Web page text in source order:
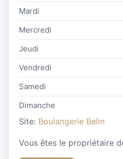
Mardi
Mercredi
Jeudi
Vendredi
Samedi
Dimanche
Site: Boulangerie Belin
Vous êtes le propriétaire